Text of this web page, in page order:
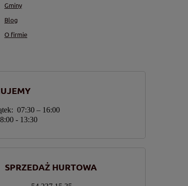
Gminy
Blog
O firmie
07:30 – 16:00
- 13:30
SPRZEDAŻ HURTOWA